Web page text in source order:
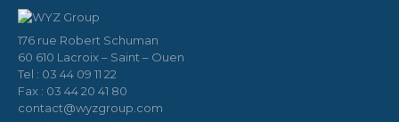
176 rue Robert Schuman
60 610 Lacroix – Saint – Ouen
Tel : 03 44 09 11 22
Fax : 03 44 20 41 80
contact@wyzgroup.com